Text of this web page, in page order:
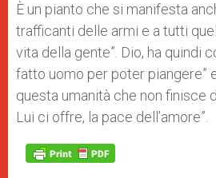
È un pianto che si manifesta
trafficanti delle armi e a tutti
vita della gente”. Dio, ha quindi
fatto uomo per poter piangere”
questa umanità che non finisce
Lui ci offre, la pace dell’amore”.